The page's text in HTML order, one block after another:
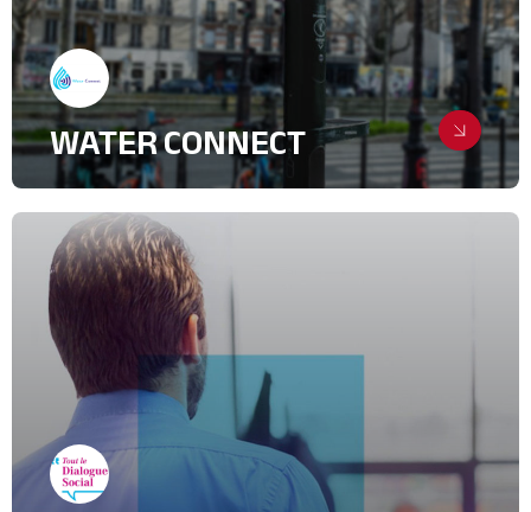
WATER CONNECT
Propulser une innovation durable
Création de supports
Relations Presse
Green Tech